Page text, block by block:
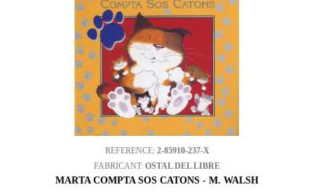
REFERENCE: 2-85910-237-X
FABRICANT: OSTAL DEL LIBRE
MARTA COMPTA SOS CATONS - M. WALSH